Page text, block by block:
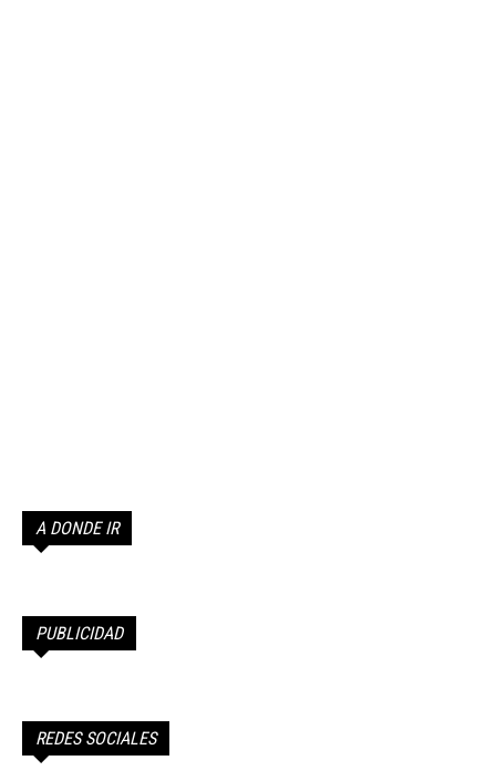
A DONDE IR
PUBLICIDAD
REDES SOCIALES